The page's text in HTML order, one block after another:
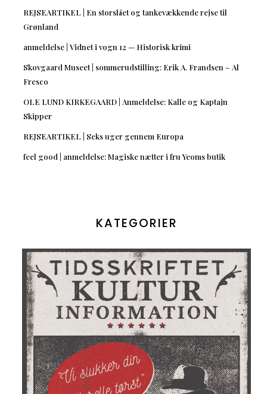
REJSEARTIKEL | En storslået og tankevækkende rejse til
Grønland
anmeldelse | Vidnet i vogn 12 — Historisk krimi
Skovgaard Museet | sommerudstilling: Erik A. Frandsen – Al
Fresco
OLE LUND KIRKEGAARD | Anmeldelse: Kalle og Kaptajn
Skipper
REJSEARTIKEL | Seks uger gennem Europa
feel good | anmeldelse: Magiske nætter i fru Yeoms butik
KATEGORIER